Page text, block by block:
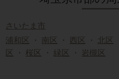
さいたま市
浦和区
・ 南区 ・ 西区 ・ 北区
区
・ 桜区 ・ 緑区 ・ 岩槻区